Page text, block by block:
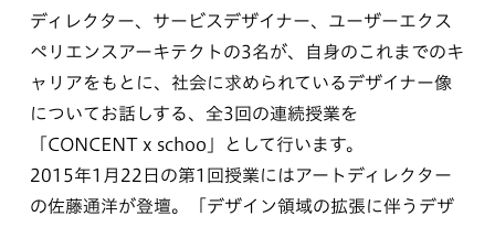
ディレクター、サービスデザイナー、ユーザーエクス
ペリエンスアーキテクトの3名が、自身のこれまでのキ
ャリアをもとに、社会に求められているデザイナー像
についてお話しする、全3回の連続授業を
「CONCENT x schoo」として行います。
2015年1月22日の第1回授業にはアートディレクター
の佐藤通洋が登壇。「デザイン領域の拡張に伴うデザ